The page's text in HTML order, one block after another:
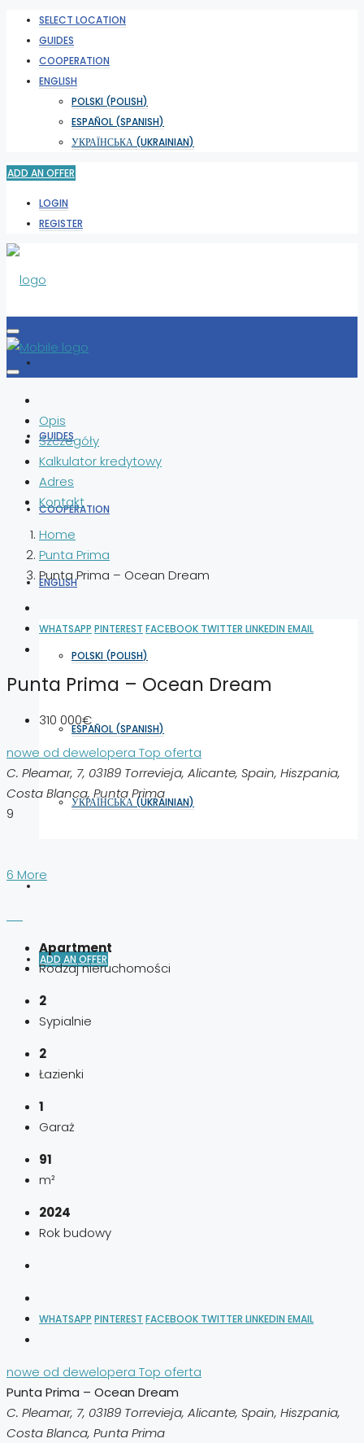
SELECT LOCATION
GUIDES
COOPERATION
ENGLISH
POLSKI (POLISH)
ESPAÑOL (SPANISH)
УКРАЇНСЬКА (UKRAINIAN)
ADD AN OFFER
LOGIN
REGISTER
GUIDES
COOPERATION
ENGLISH
POLSKI (POLISH)
ESPAÑOL (SPANISH)
УКРАЇНСЬКА (UKRAINIAN)
ADD AN OFFER
Opis
Szczegóły
Kalkulator kredytowy
Adres
Kontakt
Home
Punta Prima
Punta Prima – Ocean Dream
WHATSAPP PINTEREST FACEBOOK TWITTER LINKEDIN EMAIL
Punta Prima – Ocean Dream
310 000€
nowe od dewelopera Top oferta
C. Pleamar, 7, 03189 Torrevieja, Alicante, Spain, Hiszpania,
Costa Blanca, Punta Prima
9
6 More
Apartment
Rodzaj nieruchomości
2
Sypialnie
2
Łazienki
1
Garaż
91
m²
2024
Rok budowy
WHATSAPP PINTEREST FACEBOOK TWITTER LINKEDIN EMAIL
nowe od dewelopera Top oferta
Punta Prima – Ocean Dream
C. Pleamar, 7, 03189 Torrevieja, Alicante, Spain, Hiszpania,
Costa Blanca, Punta Prima